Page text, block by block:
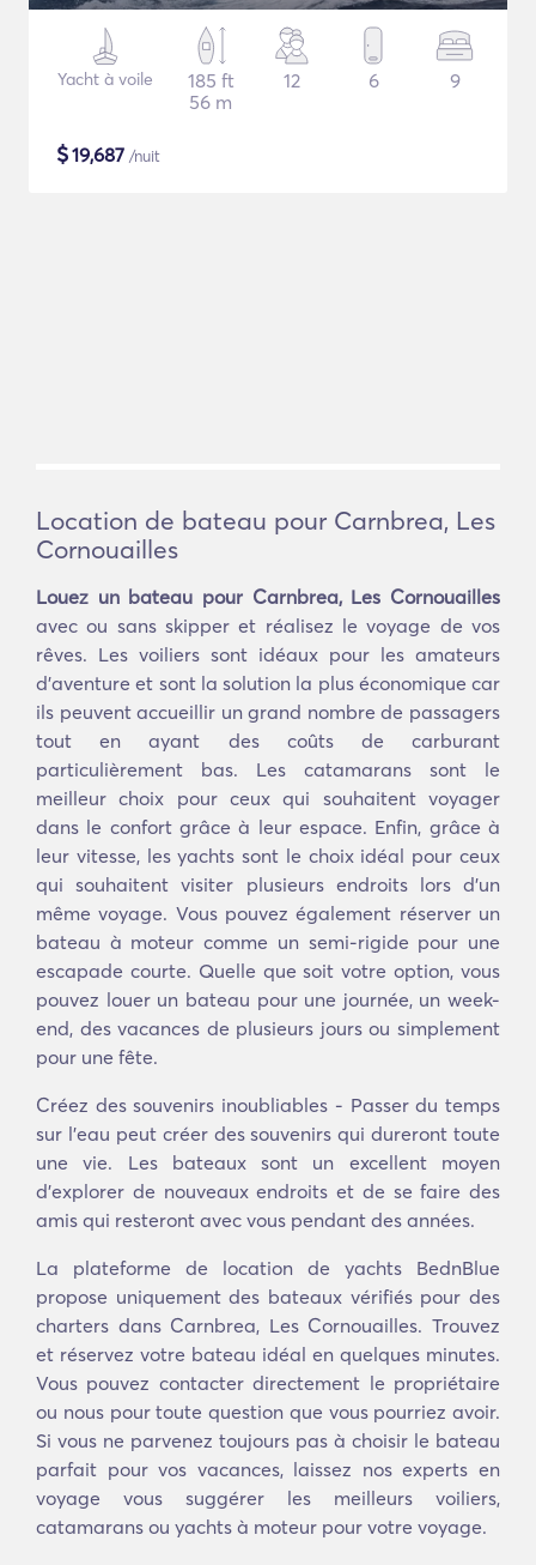
Yacht à voile
185 ft
56 m
12 6 9
$19,687 /nuit
Location de bateau pour Carnbrea, Les
Cornouailles
Louez un bateau pour Carnbrea, Les Cornouailles
avec ou sans skipper et réalisez le voyage de vos
rêves. Les voiliers sont idéaux pour les amateurs
d'aventure et sont la solution la plus économique car
ils peuvent accueillir un grand nombre de passagers
tout en ayant des coûts de carburant
particulièrement bas. Les catamarans sont le
meilleur choix pour ceux qui souhaitent voyager
dans le confort grâce à leur espace. Enfin, grâce à
leur vitesse, les yachts sont le choix idéal pour ceux
qui souhaitent visiter plusieurs endroits lors d'un
même voyage. Vous pouvez également réserver un
bateau à moteur comme un semi-rigide pour une
escapade courte. Quelle que soit votre option, vous
pouvez louer un bateau pour une journée, un week-
end, des vacances de plusieurs jours ou simplement
pour une fête.
Créez des souvenirs inoubliables - Passer du temps
sur l'eau peut créer des souvenirs qui dureront toute
une vie. Les bateaux sont un excellent moyen
d'explorer de nouveaux endroits et de se faire des
amis qui resteront avec vous pendant des années.
La plateforme de location de yachts BednBlue
propose uniquement des bateaux vérifiés pour des
charters dans Carnbrea, Les Cornouailles. Trouvez
et réservez votre bateau idéal en quelques minutes.
Vous pouvez contacter directement le propriétaire
ou nous pour toute question que vous pourriez avoir.
Si vous ne parvenez toujours pas à choisir le bateau
parfait pour vos vacances, laissez nos experts en
voyage vous suggérer les meilleurs voiliers,
catamarans ou yachts à moteur pour votre voyage.